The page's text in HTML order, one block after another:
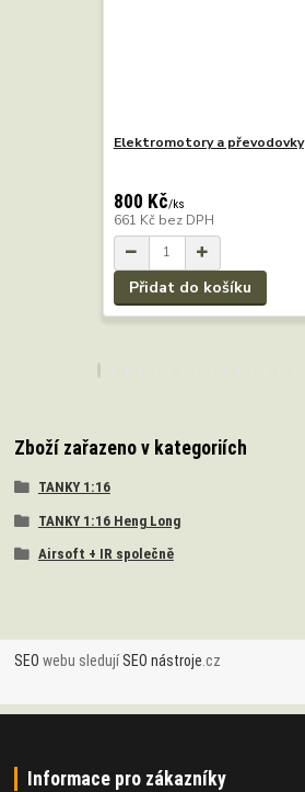
Elektromotory a převodovky
800 Kč/ks
661 Kč bez DPH
Přidat do košíku
Zboží zařazeno v kategoriích
TANKY 1:16
TANKY 1:16 Heng Long
Airsoft + IR společně
SEO webu sledujíSEO nástroje .cz
Informace pro zákazníky